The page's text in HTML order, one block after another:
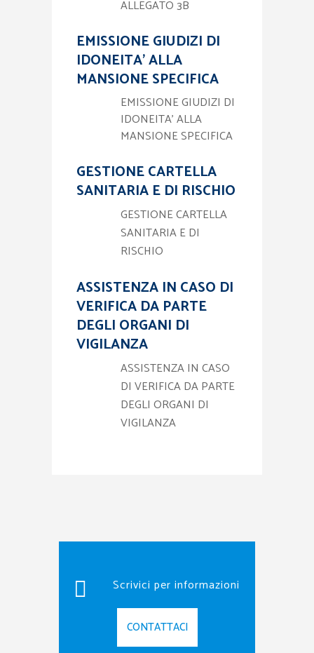
ALLEGATO 3B
EMISSIONE GIUDIZI DI
IDONEITA’ ALLA
MANSIONE SPECIFICA
EMISSIONE GIUDIZI DI
IDONEITA’ ALLA
MANSIONE SPECIFICA
GESTIONE CARTELLA
SANITARIA E DI RISCHIO
GESTIONE CARTELLA
SANITARIA E DI
RISCHIO
ASSISTENZA IN CASO DI
VERIFICA DA PARTE
DEGLI ORGANI DI
VIGILANZA
ASSISTENZA IN CASO
DI VERIFICA DA PARTE
DEGLI ORGANI DI
VIGILANZA
Scrivici per informazioni
CONTATTACI